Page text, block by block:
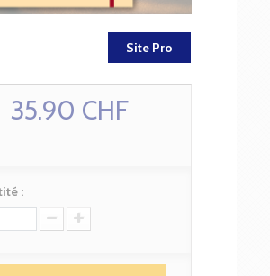
Site Pro
35.90 CHF
: